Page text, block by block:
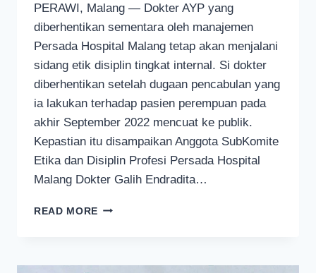
PERAWI, Malang — Dokter AYP yang
diberhentikan sementara oleh manajemen
Persada Hospital Malang tetap akan menjalani
sidang etik disiplin tingkat internal. Si dokter
diberhentikan setelah dugaan pencabulan yang
ia lakukan terhadap pasien perempuan pada
akhir September 2022 mencuat ke publik.
Kepastian itu disampaikan Anggota SubKomite
Etika dan Disiplin Profesi Persada Hospital
Malang Dokter Galih Endradita…
READ MORE DOKTER
SIDANG